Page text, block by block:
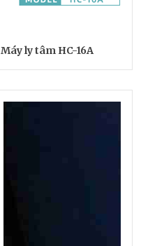
Máy ly tâm HC-16A